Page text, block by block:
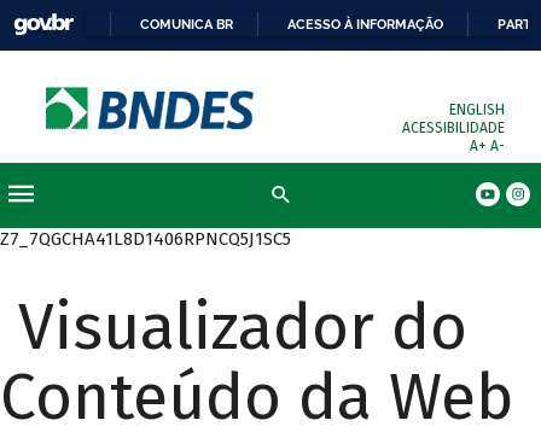
COMUNICA BR ACESSO À INFORMAÇÃO
ENGLISH
ACESSIBILIDADE
A+ A-
Z7_7QGCHA41L8D1406RPNCQ5J1SC5
Visualizador do
Conteúdo da Web